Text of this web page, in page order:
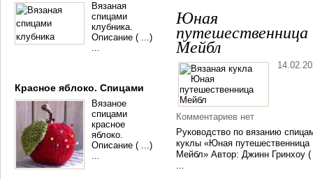
Юная
путешественница
Мейбл
Комментариев нет
Руководство по вязанию
куклы «Юная путешественница
Мейбл» Автор: Джинн Гринхоу
...
Вязаная
спицами
клубника.
Описание ( ...)
...
Красное яблоко. Спицами
Вязаное
спицами
красное
яблоко.
Описание ( ...)
...